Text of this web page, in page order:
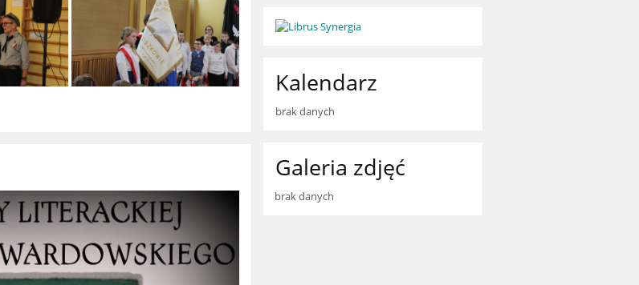
Kalendarz
brak danych
Galeria zdjęć
brak danych